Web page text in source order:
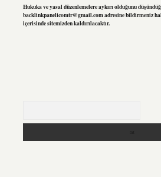
Hukuka ve yasal düzenlemelere aykırı olduğunu
backlinkpanelicomtr@gmail.comadresine bildirmeniz
içerisinde sitemizden kaldırılacaktır.